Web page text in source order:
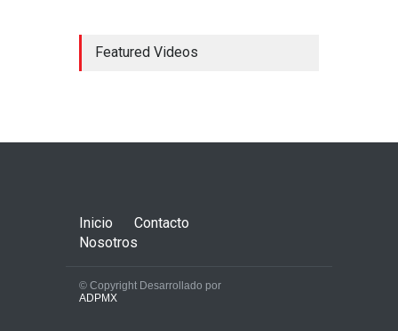
pierden 9 mil millones de
Featured Videos
Inicio
Contacto
Nosotros
© Copyright Desarrollado por
ADPMX